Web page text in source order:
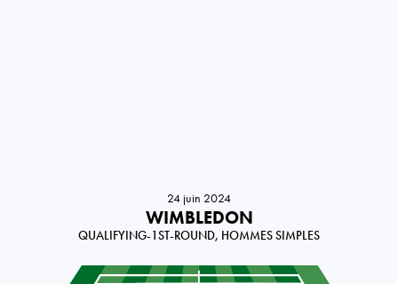
24 juin 2024
WIMBLEDON
QUALIFYING-1ST-ROUND, HOMMES SIMPLES